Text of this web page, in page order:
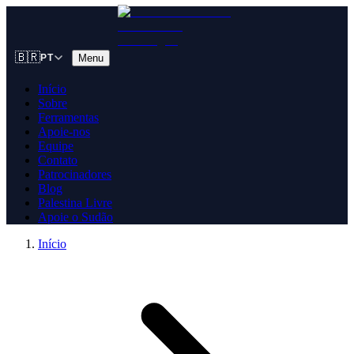
🇧🇷PT Menu
Início
Sobre
Ferramentas
Apoie-nos
Equipe
Contato
Patrocinadores
Blog
Palestina Livre
Apoie o Sudão
Início